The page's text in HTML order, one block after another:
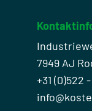
7949 AJ
+31 (0)522